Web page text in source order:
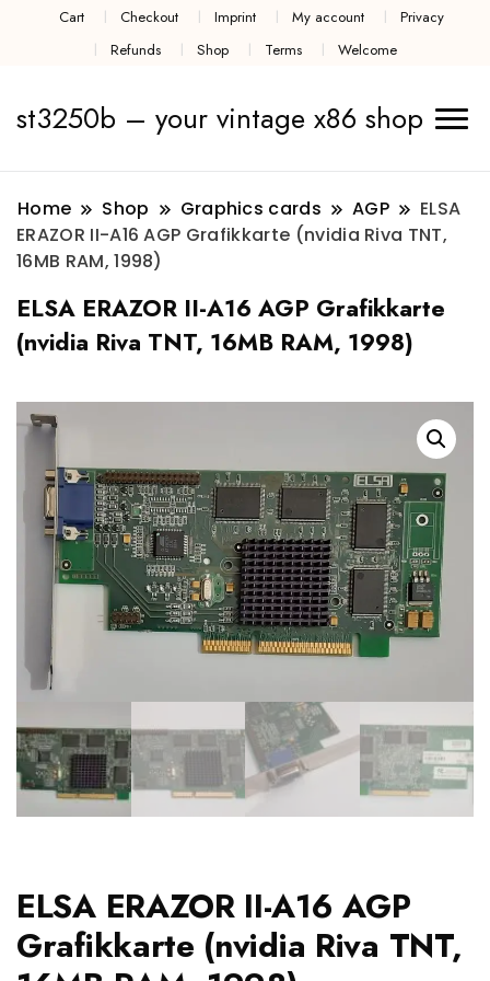
Cart Checkout Imprint My account
Privacy
Refunds
Shop Terms Welcome
st3250b – your vintage x86 shop
Home Shop Graphics cards AGP
ELSA
ERAZOR II-A16 AGP Grafikkarte (nvidia Riva TNT,
16MB RAM, 1998)
ELSA ERAZOR II-A16 AGP Grafikkarte
(nvidia Riva TNT, 16MB RAM, 1998)
ELSA ERAZOR II-A16 AGP
Grafikkarte (nvidia Riva TNT,